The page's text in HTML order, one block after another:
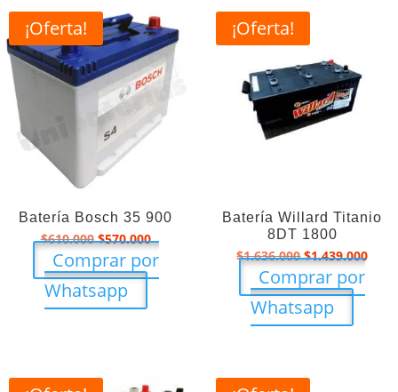
¡Oferta!
Batería Bosch 35 900
$610.000El
precio
original
era:
$610.000.
$570.000El
precio
actual
es:
Comprar por
Whatsapp
¡Oferta!
Batería Willard Titanio
8DT 1800
$1.636.000El
precio
original
era:
$1.636.000.
$1.439.000El
Comprar por
Whatsapp